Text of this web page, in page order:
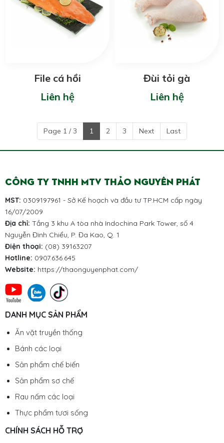
File cá hồi
Liên hệ
Đùi tỏi gà
Liên hệ
Page 1 / 3 1 2 3 Next Last
CÔNG TY TNHH MTV THẢO NGUYÊN PHÁT
MST: 0309197961 - Sở Kế hoạch và đầu tư TP.HCM cấp ngày
16/07/2009
Địa chỉ: Tầng 3 khu A tòa nhà Indochina Park Tower, số 4
Nguyễn Đình Chiểu, P. Đa Kao, Q. 1
Điện thoại: (08) 39163207
Hotline: 0907.636.645
Website: https://thaonguyenphat.com/
DANH MỤC SẢN PHẨM
Ăn vặt truyền thống
Bánh các loại
Sản phẩm chế biến
Sản phẩm sơ chế
Rau nấm các loại
Thực phẩm tươi sống
CHÍNH SÁCH HỖ TRỢ